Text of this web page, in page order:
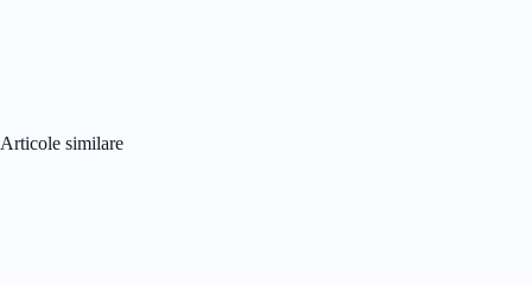
Articole similare